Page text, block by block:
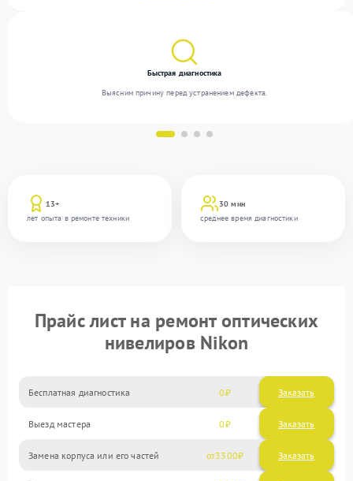
13+
лет опыта в ремонте техники
30 мин
среднее время диагностики
Быстрая диагностика
Выясним причину перед устранением дефекта.
Прайс лист на ремонт оптических
нивелиров Nikon
Бесплатная диагностика 0 Заказать
Выезд мастера 0 Заказать
Замена корпуса или его частей 3300